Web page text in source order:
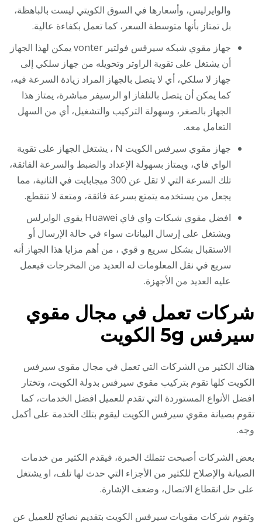
والوايرليس، وأسعارها في السوق الكويتي ليست بالباهظة،
بل تمتاز بأنها متوسطة السعر، كما تعمل بكفاءة عالية.
جهاز مقوي شبكه سيرفس فولتير vonter يمكن لهذا الجهاز
أن يشتغل على تقوية الراوتر وتحويله من جهاز سلكي إلى
جهاز لا سلكي، أي لا يتصل بالجهاز المراد زيادة السرعة فيه،
كما يمكن أن يتصل بالتلفاز او الرسيفر مباشرة، يمتاز هذا
الجهاز بالصغر، وسهولة التركيب والتشغيل، أي من السهل
التعامل معه.
جهاز مقوي سيرفس الكويت N ، يشتغل الجهاز على تقوية
الواي فاي، ويمتاز بسهولة الإعداد والضبط والسرعة الفائقة،
تلك السرعة التي لا تقل عن 300 ميجابايت في الثانية، مما
يجعل من يستخدمه يتمتع بسرعة فائقة، ومتعة لا تنقطع.
افضل مقوي شبكات واي فاي Huawei يقوي الوايرلس
ويشتغل على إرسال البيانات سواء في حالة الإرسال أو
الاستقبال بشكل سريع و قوي ، من أهم مزايا هذا الجهاز أنه
سريع في نقل المعلومات له العديد من المخرجات فيعمل
عليه العديد من الأجهزة.
شركات تعمل في مجال مقوي
سيرفس 5g الكويت
هناك الكثير من الشركات التي تعمل في مجال مقوى سيرفس
الكويت كلها تقوم بتركيب مقوي سيرفس بدولة الكويت، وتختار
افضل الأنواع المستوردة التي تقدم للعميل افضل الخدمات، كما
تقوم بصيانة مقوي سيرفس الكويت ليقوم بتلك الخدمة على أكمل
وجه.
بعض الشركات أصبحت تتملك الخبرة، فيقدم الكثير من خدمات
الصيانة والإصلاح للكثير من الأجزاء التي حدث لها تلف، او يشتغل
على حل انقطاع الاتصال، وضعف الإشارة.
وتقوم شركات مقويات سيرفس الكويت بتقديم نصائح للعميل عن